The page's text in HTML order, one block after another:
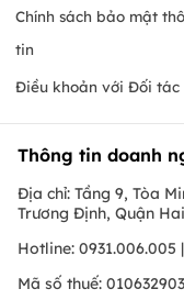
Chính sách bảo mật
tin
Điều khoản với Đối tác
Thông tin doanh
Địa chỉ: Tầng 9, Tòa
Trương Định, Quận
Hotline: 0931.006.005
Mã số thuế: